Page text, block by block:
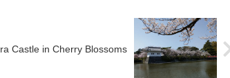
Castle in Cherry Blossoms